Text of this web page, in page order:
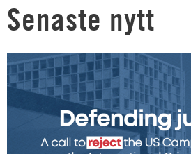
Senaste nytt